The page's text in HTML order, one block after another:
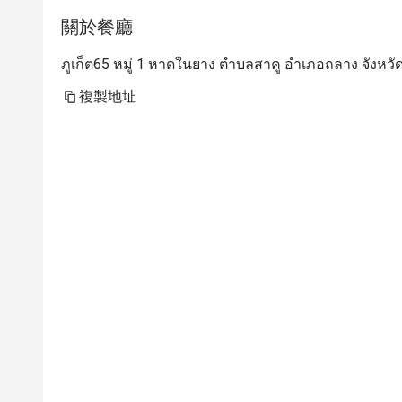
關於餐廳
ภูเก็ต65 หมู่ 1 หาดในยาง ตำบลสาคู อำเภอถลาง จังหวั
複製地址